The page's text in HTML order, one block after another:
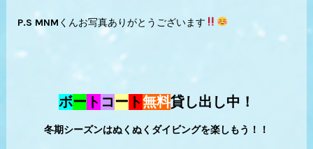
P.S MNMくんお写真ありがとうございます
ボー ト コー ト無料貸し出し中！
冬期シーズンはぬくぬくダイビングを楽しもう！！